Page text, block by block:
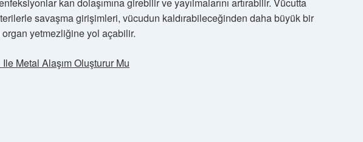
savaşma girişimleri, vücudun kaldırabileceğinden daha büyük bir
yetmezliğine yol açabilir.
Metal Alaşım Oluşturur Mu